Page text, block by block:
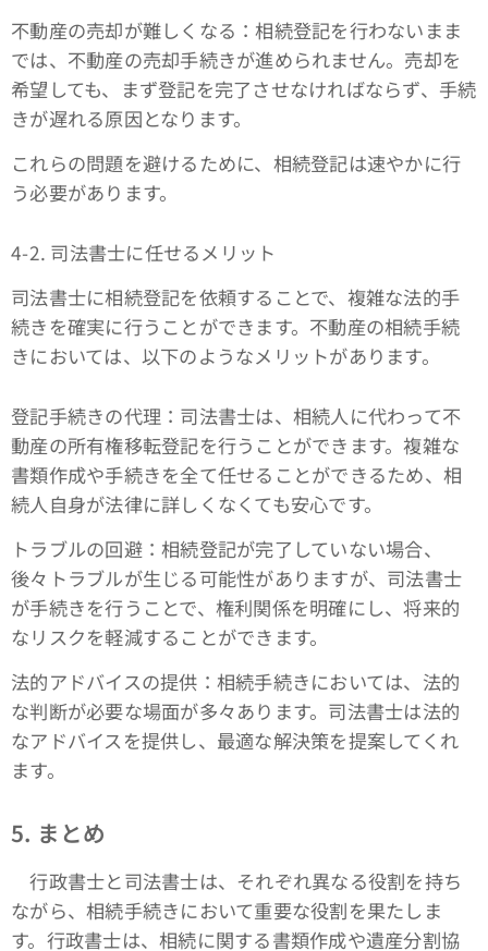
不動産の売却が難しくなる：相続登記を行わないまま
では、不動産の売却手続きが進められません。売却を
希望しても、まず登記を完了させなければならず、手続
きが遅れる原因となります。
これらの問題を避けるために、相続登記は速やかに行
う必要があります。
4-2. 司法書士に任せるメリット
司法書士に相続登記を依頼することで、複雑な法的手
続きを確実に行うことができます。不動産の相続手続
きにおいては、以下のようなメリットがあります。
登記手続きの代理：司法書士は、相続人に代わって不
動産の所有権移転登記を行うことができます。複雑な
書類作成や手続きを全て任せることができるため、相
続人自身が法律に詳しくなくても安心です。
トラブルの回避：相続登記が完了していない場合、
後々トラブルが生じる可能性がありますが、司法書士
が手続きを行うことで、権利関係を明確にし、将来的
なリスクを軽減することができます。
法的アドバイスの提供：相続手続きにおいては、法的
な判断が必要な場面が多々あります。司法書士は法的
なアドバイスを提供し、最適な解決策を提案してくれ
ます。
5. まとめ
行政書士と司法書士は、それぞれ異なる役割を持ち
ながら、相続手続きにおいて重要な役割を果たしま
す。行政書士は、相続に関する書類作成や遺産分割協